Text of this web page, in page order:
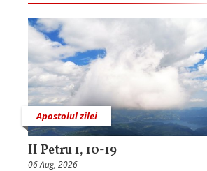
Apostolul zilei
II Petru 1, 10-19
06 Aug, 2026